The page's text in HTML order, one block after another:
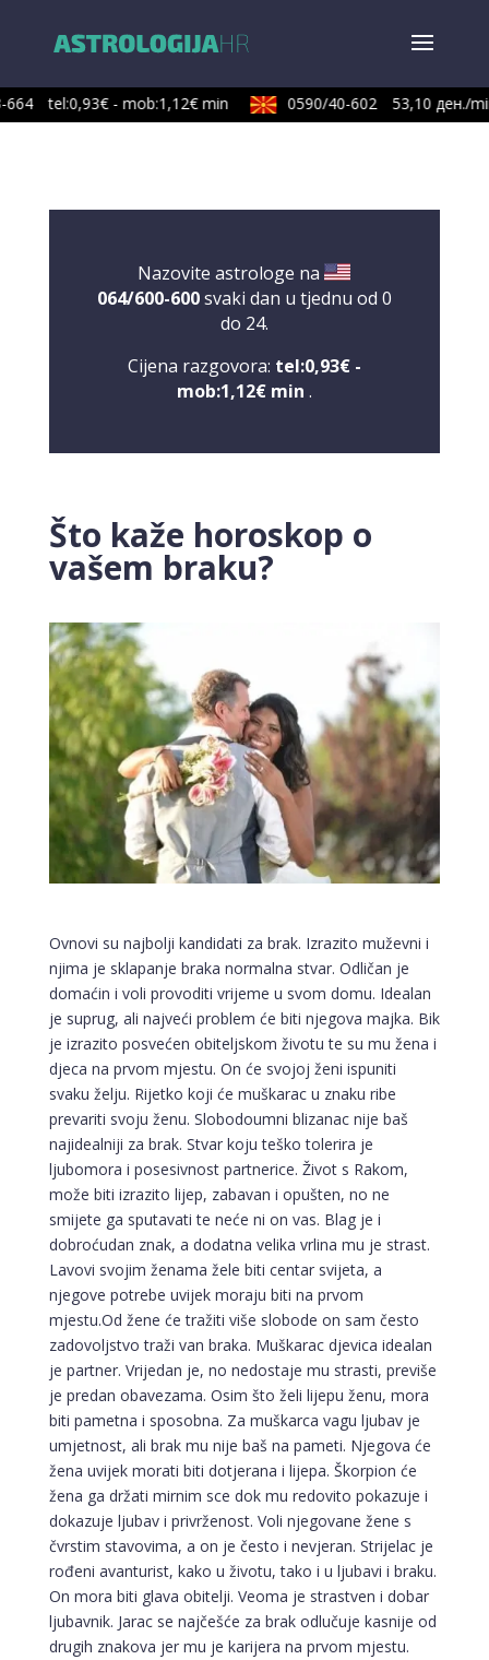
tel:0,93€ - mob:1,12€ min 0590/40-602 53,10 ден./min
Nazovite astrologe na
064/600-600svaki dan u tjednu od 0
do 24.
Cijena razgovora: tel:0,93€ -
mob:1,12€ min .
Što kaže horoskop o
vašem braku?
Ovnovi su najbolji kandidati za brak. Izrazito muževni i
njima je sklapanje braka normalna stvar. Odličan je
domaćin i voli provoditi vrijeme u svom domu. Idealan
je suprug, ali najveći problem će biti njegova majka. Bik
je izrazito posvećen obiteljskom životu te su mu žena i
djeca na prvom mjestu. On će svojoj ženi ispuniti
svaku želju. Rijetko koji će muškarac u znaku ribe
prevariti svoju ženu. Slobodoumni blizanac nije baš
najidealniji za brak. Stvar koju teško tolerira je
ljubomora i posesivnost partnerice. Život s Rakom,
može biti izrazito lijep, zabavan i opušten, no ne
smijete ga sputavati te neće ni on vas. Blag je i
dobroćudan znak, a dodatna velika vrlina mu je strast.
Lavovi svojim ženama žele biti centar svijeta, a
njegove potrebe uvijek moraju biti na prvom
mjestu.Od žene će tražiti više slobode on sam često
zadovoljstvo traži van braka. Muškarac djevica idealan
je partner. Vrijedan je, no nedostaje mu strasti, previše
je predan obavezama. Osim što želi lijepu ženu, mora
biti pametna i sposobna. Za muškarca vagu ljubav je
umjetnost, ali brak mu nije baš na pameti. Njegova će
žena uvijek morati biti dotjerana i lijepa. Škorpion će
žena ga držati mirnim sce dok mu redovito pokazuje i
dokazuje ljubav i privrženost. Voli njegovane žene s
čvrstim stavovima, a on je često i nevjeran. Strijelac je
rođeni avanturist, kako u životu, tako i u ljubavi i braku.
On mora biti glava obitelji. Veoma je strastven i dobar
ljubavnik. Jarac se najčešće za brak odlučuje kasnije od
drugih znakova jer mu je karijera na prvom mjestu.